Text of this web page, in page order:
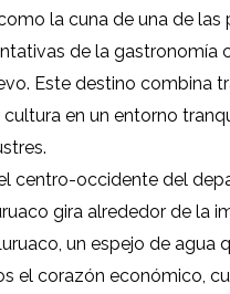
la cuna de una de las
de la gastronomía
Este destino combina
en un entorno
centro-occidente del
gira alrededor de la
un espejo de agua
el corazón económico,